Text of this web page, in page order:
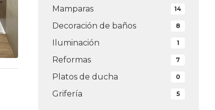
Grifería 5
Mamparas 14
Decoración de baños 8
Iluminación 1
Reformas 7
Platos de ducha 0